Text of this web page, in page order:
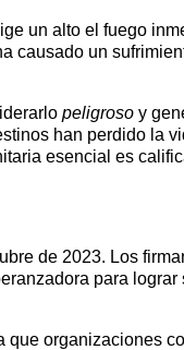
un alto el fuego
causado un
peligroso y
han perdido la
esencial es
de 2023. Los
para
organizaciones